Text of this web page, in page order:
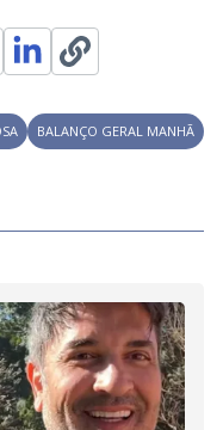
BALANÇO GERAL MANHÃ